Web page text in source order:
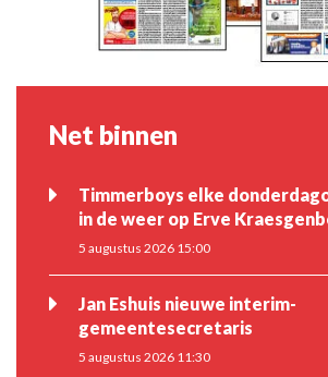
Net binnen
Timmerboys elke
in de weer op Erve
5 augustus 2026 15:00
Jan Eshuis nieuwe interim-
gemeentesecretaris
5 augustus 2026 11:30